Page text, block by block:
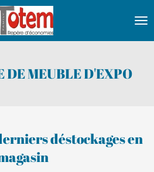
DE MEUBLE D'EXPO
déstockages en